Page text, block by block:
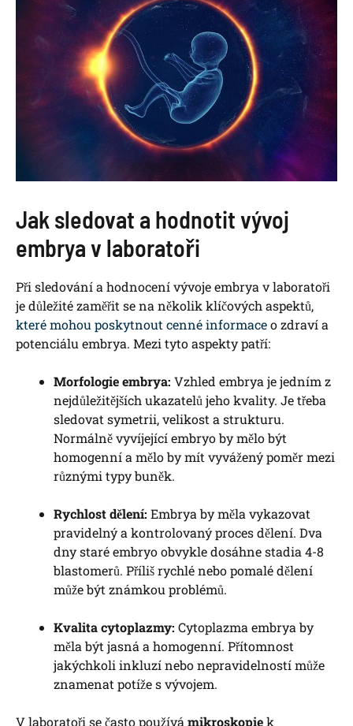
Jak sledovat a hodnotit vývoj
embrya v laboratoři
Při sledování a hodnocení vývoje embrya v laboratoři
je důležité zaměřit se na několik klíčových aspektů,
které mohou poskytnout cenné informaceo zdraví a
potenciálu embrya. Mezi tyto aspekty patří:
Morfologie embrya: Vzhled embrya je jedním z
nejdůležitějších ukazatelů jeho kvality. Je třeba
sledovat symetrii, velikost a strukturu.
Normálně vyvíjející embryo by mělo být
homogenní a mělo by mít vyvážený poměr mezi
různými typy buněk.
Rychlost dělení: Embrya by měla vykazovat
pravidelný a kontrolovaný proces dělení. Dva
dny staré embryo obvykle dosáhne stadia 4-8
blastomerů. Příliš rychlé nebo pomalé dělení
může být známkou problémů.
Kvalita cytoplazmy: Cytoplazma embrya by
měla být jasná a homogenní. Přítomnost
jakýchkoli inkluzí nebo nepravidelností může
znamenat potíže s vývojem.
V laboratoři se často používá mikroskopiek